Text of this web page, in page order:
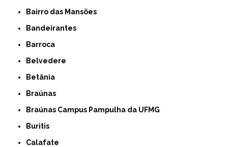
Bairro das Mansões
Bandeirantes
Barroca
Belvedere
Betânia
Braúnas
Braúnas Campus Pampulha da UFMG
Buritis
Calafate